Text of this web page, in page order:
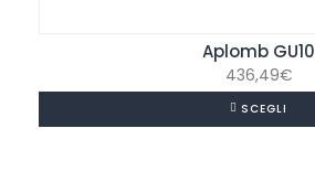
Aplomb GU10
436,49€
SCEGLI